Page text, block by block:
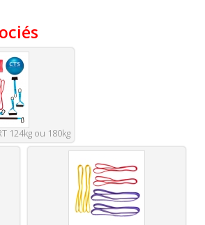
124kg ou 180kg